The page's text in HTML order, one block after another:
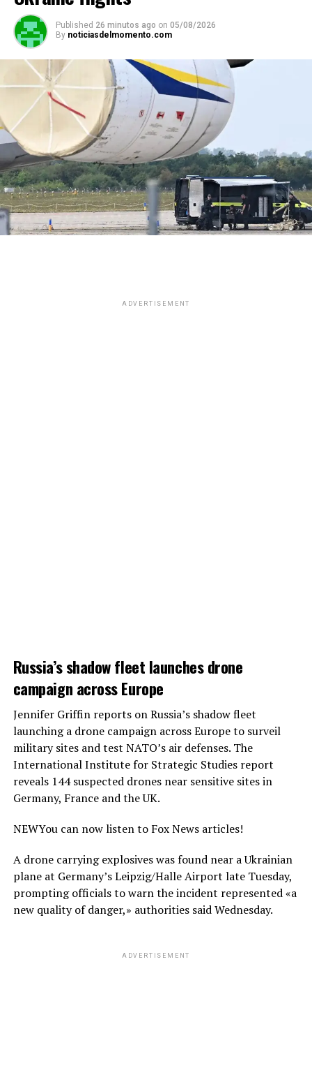
Published 26 minutos ago on 05/08/2026
By noticiasdelmomento.com
ADVERTISEMENT
Russia’s shadow fleet launches drone
campaign across Europe
Jennifer Griffin reports on Russia’s shadow fleet
launching a drone campaign across Europe to surveil
military sites and test NATO’s air defenses. The
International Institute for Strategic Studies report
reveals 144 suspected drones near sensitive sites in
Germany, France and the UK.
NEWYou can now listen to Fox News articles!
A drone carrying explosives was found near a Ukrainian
plane at Germany’s Leipzig/Halle Airport late Tuesday,
prompting officials to warn the incident represented «a
new quality of danger,» authorities said Wednesday.
ADVERTISEMENT